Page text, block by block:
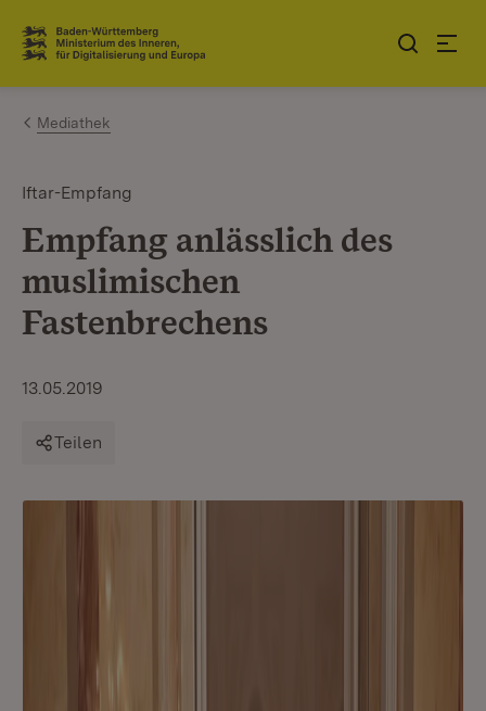
Zum Inhalt springen
Link zur Startseite
Mediathek
Iftar-Empfang
Empfang anlässlich des
muslimischen
Fastenbrechens
13.05.2019
Teilen